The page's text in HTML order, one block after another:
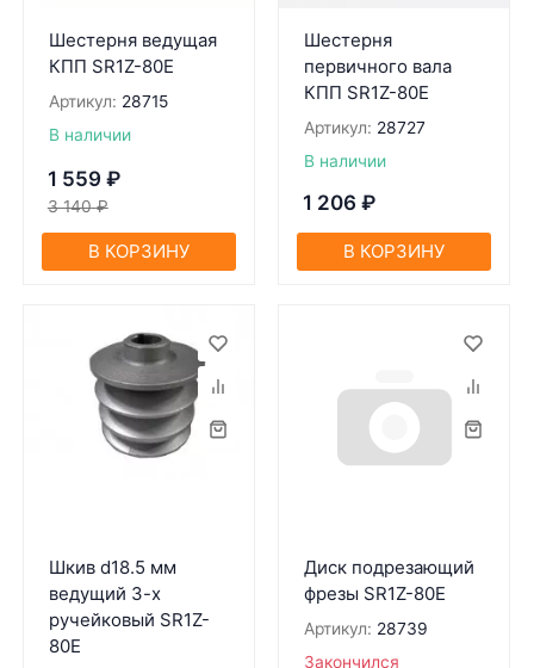
Шестерня ведущая
КПП SR1Z-80Е
Артикул: 28715
В наличии
1 559 ₽
3 140 ₽
В КОРЗИНУ
Шестерня
первичного вала
КПП SR1Z-80Е
Артикул: 28727
В наличии
1 206 ₽
В КОРЗИНУ
Шкив d18.5 мм
ведущий 3-х
ручейковый SR1Z-
80Е
Диск подрезающий
фрезы SR1Z-80Е
Артикул: 28739
Закончился